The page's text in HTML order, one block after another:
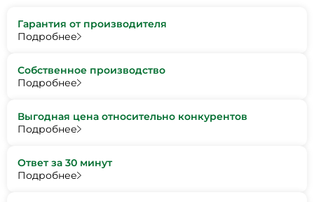
Гарантия от производителя
Подробнее
Собственное производство
Подробнее
Выгодная цена относительно конкурентов
Подробнее
Ответ за 30 минут
Подробнее